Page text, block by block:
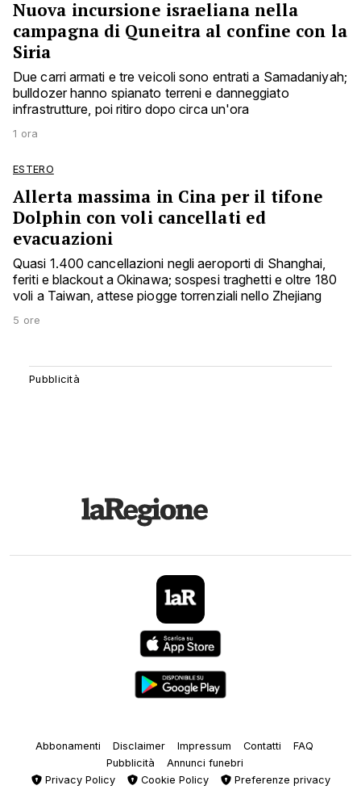
Nuova incursione israeliana nella
campagna di Quneitra al confine con la
Siria
Due carri armati e tre veicoli sono entrati a Samadaniyah;
bulldozer hanno spianato terreni e danneggiato
infrastrutture, poi ritiro dopo circa un'ora
1 ora
ESTERO
Allerta massima in Cina per il tifone
Dolphin con voli cancellati ed
evacuazioni
Quasi 1.400 cancellazioni negli aeroporti di Shanghai,
feriti e blackout a Okinawa; sospesi traghetti e oltre 180
voli a Taiwan, attese piogge torrenziali nello Zhejiang
5 ore
Abbonamenti Disclaimer Impressum Contatti
FAQ
Pubblicità
Annunci funebri
Privacy Policy
Cookie Policy Preferenze privacy